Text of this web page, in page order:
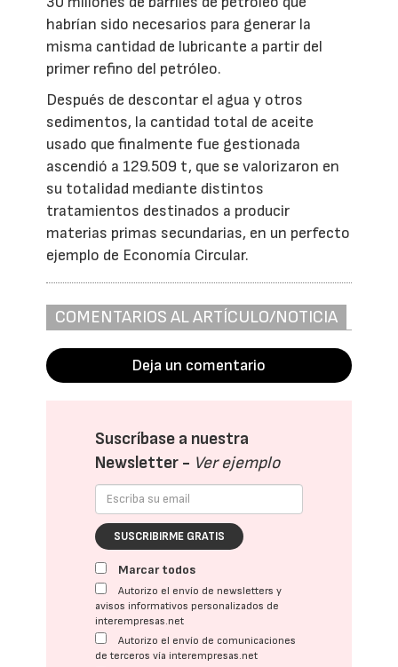
habrían sido necesarios para generar la
misma cantidad de lubricante a partir del
primer refino del petróleo.
Después de descontar el agua y otros
sedimentos, la cantidad total de aceite
usado que finalmente fue gestionada
ascendió a 129.509 t, que se valorizaron en
su totalidad mediante distintos
tratamientos destinados a producir
materias primas secundarias, en un perfecto
ejemplo de Economía Circular.
COMENTARIOS AL ARTÍCULO/NOTICIA
Deja un comentario
Suscríbase a nuestra
Newsletter - Ver ejemplo
SUSCRIBIRME GRATIS
Marcar todos
Autorizo el envío de newsletters y
avisos informativos personalizados de
interempresas.net
Autorizo el envío de comunicaciones
de terceros vía interempresas.net